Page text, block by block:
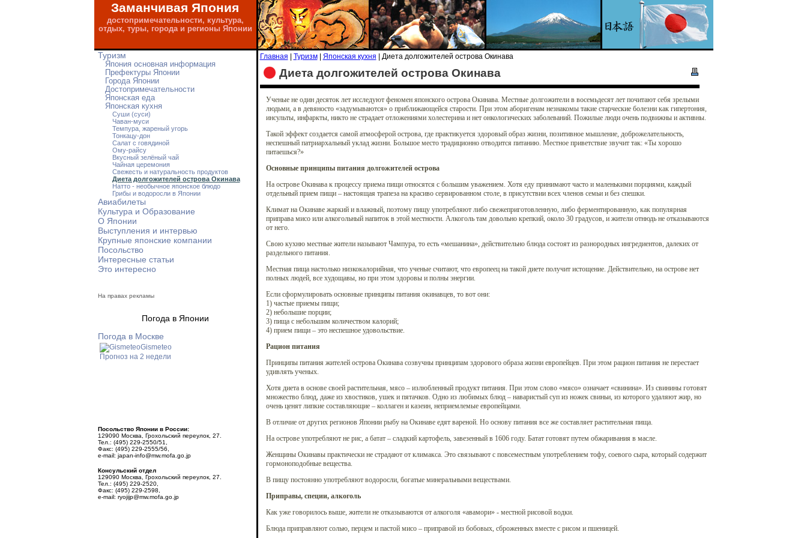
Заманчивая Япония
достопримечательности, культура,
отдых, туры, города и регионы Японии
Туризм
Япония основная информация
Префектуры Японии
Города Японии
Достопримечательности
Японская еда
Японская кухня
Суши (суси)
Чаван-муси
Темпура, жареный угорь
Тонкацу-дон
Салат с говядиной
Ому-райсу
Вкусный зелёный чай
Чайная церемония
Свежесть и натуральность продуктов
Диета долгожителей острова Окинава
Натто - необычное японское блюдо
Грибы и водоросли в Японии
Авиабилеты
Культура и Образование
О Японии
Выступления и интервью
Крупные японские компании
Посольство
Интересные статьи
Это интересно
На правах рекламы
Погода в Японии
Погода в Москве
Gismeteo
Прогноз на 2 недели
Посольство Японии в России:
129090 Москва, Грохольский переулок, 27.
Тел.: (495) 229-2550/51,
Факс: (495) 229-2555/56,
e-mail: japan-info@mw.mofa.go.jp
Консульский отдел
129090 Москва, Грохольский переулок, 27.
Тел.: (495) 229-2520,
Факс: (495) 229-2598,
e-mail: ryojijp@mw.mofa.go.jp
Главная Туризм| Японская кухня | Диета долгожителей острова Окинава
Диета долгожителей острова Окинава
Ученые не один десяток лет исследуют феномен японского острова Окинава. Местные долгожители в восемьдесят лет почитают себя зрелыми
людьми, а в девяносто «задумываются» о приближающейся старости. При этом аборигенам незнакомы такие старческие болезни как гипертония,
инсульты, инфаркты, никто не страдает отложениями холестерина и нет онкологических заболеваний. Пожилые люди очень подвижны и активны.
Такой эффект создается самой атмосферой острова, где практикуется здоровый образ жизни, позитивное мышление, доброжелательность,
неспешный патриархальный уклад жизни. Большое место традиционно отводится питанию. Местное приветствие звучит так: «Ты хорошо
питаешься?»
Основные принципы питания долгожителей острова
На острове Окинава к процессу приема пищи относятся с большим уважением. Хотя еду принимают часто и маленькими порциями, каждый
отдельный прием пищи – настоящая трапеза на красиво сервированном столе, в присутствии всех членов семьи и без спешки.
Климат на Окинаве жаркий и влажный, поэтому пищу употребляют либо свежеприготовленную, либо ферментированную, как популярная
приправа мисо или алкогольный напиток в этой местности. Алкоголь там довольно крепкий, около 30 градусов, и жители отнюдь не отказываются
от него.
Свою кухню местные жители называют Чампура, то есть «мешанина», действительно блюда состоят из разнородных ингредиентов, далеких от
раздельного питания.
Местная пища настолько низкокалорийная, что ученые считают, что европеец на такой диете получит истощение. Действительно, на острове нет
полных людей, все худощавы, но при этом здоровы и полны энергии.
Если сформулировать основные принципы питания окинавцев, то вот они:
1) частые приемы пищи;
2) небольшие порции;
3) пища с небольшим количеством калорий;
4) прием пищи – это неспешное удовольствие.
Рацион питания
Принципы питания жителей острова Окинава созвучны принципам здорового образа жизни европейцев. При этом рацион питания не перестает
удивлять ученых.
Хотя диета в основе своей растительная, мясо – излюбленный продукт питания. При этом слово «мясо» означает «свинина». Из свинины готовят
множество блюд, даже из хвостиков, ушек и пятачков. Одно из любимых блюд – наваристый суп из ножек свиньи, из которого удаляют жир, но
очень ценят липкие составляющие – коллаген и казеин, неприемлемые европейцами.
В отличие от других регионов Японии рыбу на Окинаве едят вареной. Но основу питания все же составляет растительная пища.
На острове употребляют не рис, а батат – сладкий картофель, завезенный в 1606 году. Батат готовят путем обжаривания в масле.
Женщины Окинавы практически не страдают от климакса. Это связывают с повсеместным употреблением тофу, соевого сыра, который содержит
гормоноподобные вещества.
В пищу постоянно употребляют водоросли, богатые минеральными веществами.
Приправы, специи, алкоголь
Как уже говорилось выше, жители не отказываются от алкоголя «авамори» - местной рисовой водки.
Блюда приправляют солью, перцем и пастой мисо – приправой из бобовых, сброженных вместе с рисом и пшеницей.